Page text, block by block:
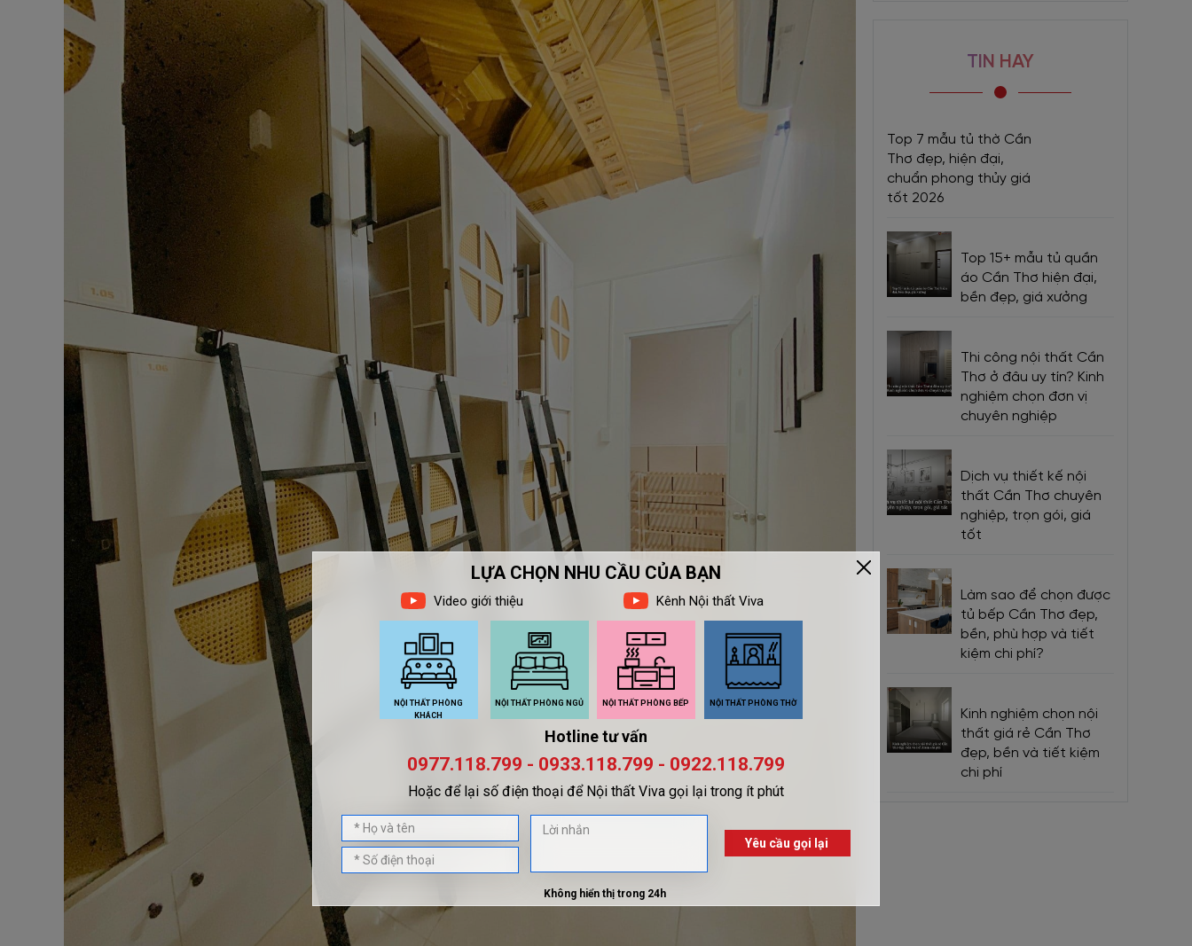
TIN HAY
Top 7 mẫu tủ thờ Cần
Thơ đẹp, hiện đại,
chuẩn phong thủy giá
tốt 2026
Top 15+ mẫu tủ quần
áo Cần Thơ hiện đại,
bền đẹp, giá xưởng
Thi công nội thất Cần
Thơ ở đâu uy tín? Kinh
nghiệm chọn đơn vị
chuyên nghiệp
Dịch vụ thiết kế nội
thất Cần Thơ chuyên
nghiệp, trọn gói, giá
tốt
Làm sao để chọn được
tủ bếp Cần Thơ đẹp,
bền, phù hợp và tiết
kiệm chi phí?
Kinh nghiệm chọn nội
thất giá rẻ Cần Thơ
đẹp, bền và tiết kiệm
chi phí